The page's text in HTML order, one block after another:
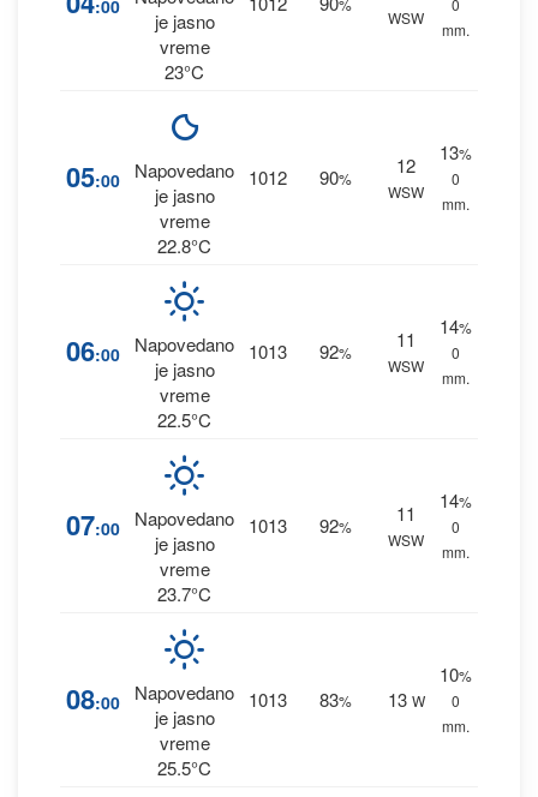
:00
je jasno
vreme
23°C
%
WSW
0
mm.
05:00
Napovedano
je jasno
vreme
22.8°C
1012 90%
12
WSW
13%
0
mm.
06:00
Napovedano
je jasno
vreme
22.5°C
1013 92%
11
WSW
14%
0
mm.
07:00
Napovedano
je jasno
vreme
23.7°C
1013 92%
11
WSW
14%
0
mm.
08:00
Napovedano
je jasno
vreme
25.5°C
1013 83% 13 W
10%
0
mm.